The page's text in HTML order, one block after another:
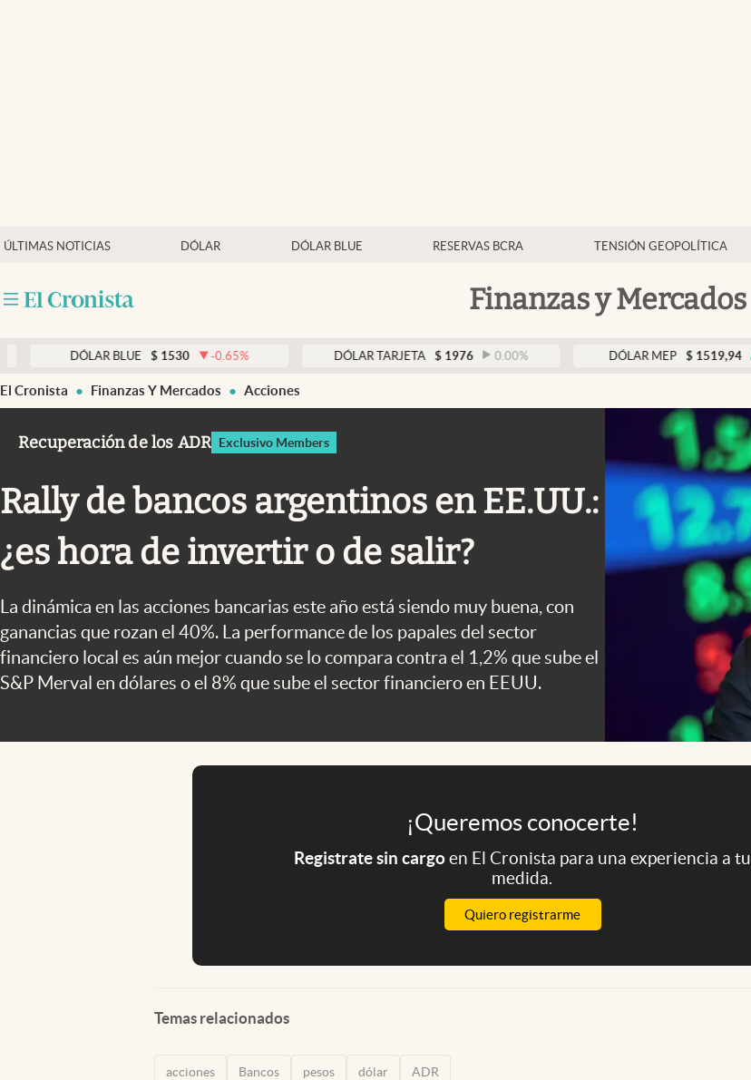
ÚLTIMAS NOTICIAS DÓLAR DÓLAR BLUE RESERVAS BCRA TENSIÓN GEOPOLÍTICA
Finanzas y Mercados
Mercados Online
Otras secciones
Clase
Clima
Mundial 2026
Eventos Corporativos
abre en nueva pestaña
DÓLAR BLUE $ 1530 -0.65% DÓLAR TARJETA $ 1976 0.00% DÓLAR MEP $ 1519,94 0.13%
El Cronista Finanzas Y Mercados Acciones
Recuperación de los ADR Exclusivo Members
Rally de bancos argentinos en EE.UU.:
¿es hora de invertir o de salir?
La dinámica en las acciones bancarias este año está siendo muy buena, con
ganancias que rozan el 40%. La performance de los papales del sector
financiero local es aún mejor cuando se lo compara contra el 1,2% que sube el
S&P Merval en dólares o el 8% que sube el sector financiero en EEUU.
¡Queremos conocerte!
Registrate sin cargoen El Cronista para una experiencia a tu
medida.
Quiero registrarme
Temas relacionados
acciones Bancos pesos dólar ADR